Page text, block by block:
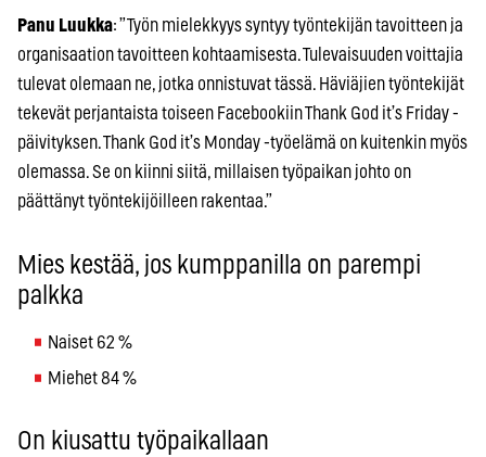
Panu Luukka: ”Työn mielekkyys syntyy työntekijän tavoitteen ja
organisaation tavoitteen kohtaamisesta. Tulevaisuuden voittajia
tulevat olemaan ne, jotka onnistuvat tässä. Häviäjien työntekijät
tekevät perjantaista toiseen Facebookiin Thank God it’s Friday -
päivityksen. Thank God it’s Monday -työelämä on kuitenkin myös
olemassa. Se on kiinni siitä, millaisen työpaikan johto on
päättänyt työntekijöilleen rakentaa.”
Mies kestää, jos kumppanilla on parempi
palkka
Naiset 62 %
Miehet 84 %
On kiusattu työpaikallaan